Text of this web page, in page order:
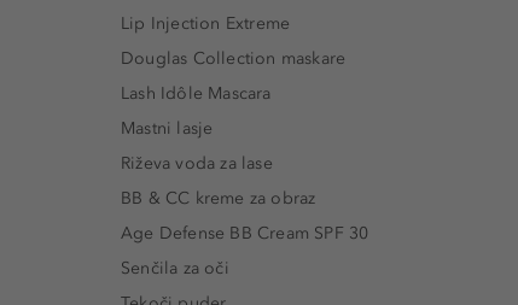
Lip Injection Extreme
Douglas Collection maskare
Lash Idôle Mascara
Mastni lasje
Riževa voda za lase
BB & CC kreme za obraz
Age Defense BB Cream SPF 30
Senčila za oči